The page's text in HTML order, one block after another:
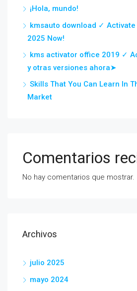
¡Hola, mundo!
kmsauto download ✓ Activate
2025 Now!
kms activator office 2019 ✓
y otras versiones ahora➤
Skills That You Can Learn In
Market
Comentarios
No hay comentarios que mostrar.
Archivos
julio 2025
mayo 2024